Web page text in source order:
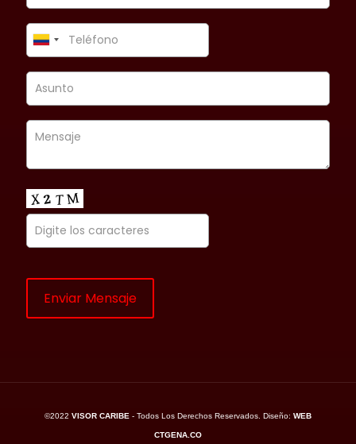
©2022 VISOR CARIBE - Todos Los Derechos Reservados. Diseño: WEB
CTGENA.CO